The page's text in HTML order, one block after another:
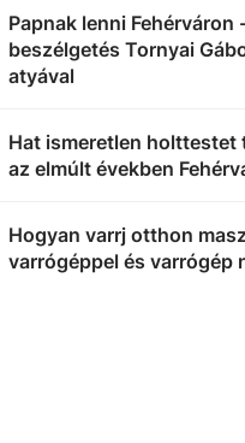
Papnak lenni Fehérváron
beszélgetés Tornyai
atyával
Hat ismeretlen holttestet
az elmúlt években
Hogyan varrj otthon
varrógéppel és varrógép